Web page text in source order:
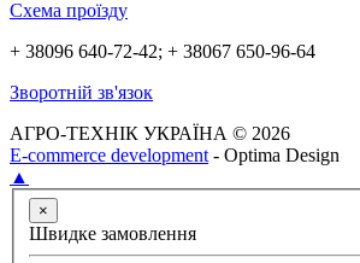
Схема проїзду
+ 38096 640-72-42; + 38067 650-96-64
Зворотній зв'язок
АГРО-ТЕХНІК УКРАЇНА © 2026
E-commerce development - Optima Design
▲
×
Швидке замовлення